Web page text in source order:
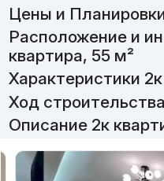
Цены и
Расположение и
квартира, 55 м²
Характеристики
Ход
Описание 2к